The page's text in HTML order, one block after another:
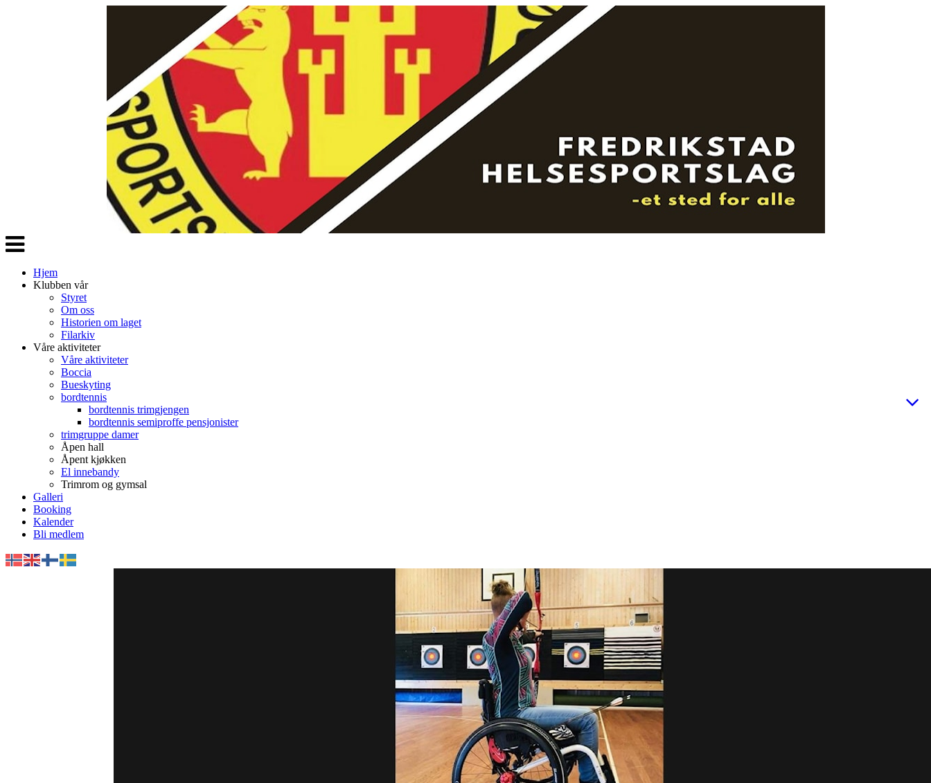
Veksle
navigasjon
Hjem
Klubben vår
Styret
Om oss
Historien om laget
Filarkiv
Våre aktiviteter
Våre aktiviteter
Boccia
Bueskyting
bordtennis
bordtennis trimgjengen
bordtennis semiproffe pensjonister
trimgruppe damer
Åpen hall
Åpent kjøkken
El innebandy
Trimrom og gymsal
Galleri
Booking
Kalender
Bli medlem